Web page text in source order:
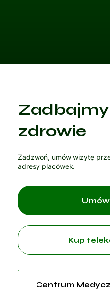
Zadbajmy
zdrowie
Zadzwoń, umów wizytę
adresy placówek.
Kup
Centrum